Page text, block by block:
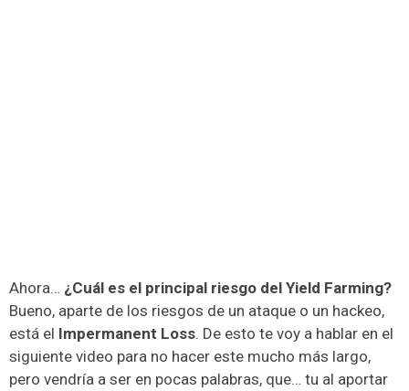
Ahora… ¿Cuál es el principal riesgo del Yield Farming?
Bueno, aparte de los riesgos de un ataque o un hackeo,
está el Impermanent Loss. De esto te voy a hablar en el
siguiente video para no hacer este mucho más largo,
pero vendría a ser en pocas palabras, que… tu al aportar